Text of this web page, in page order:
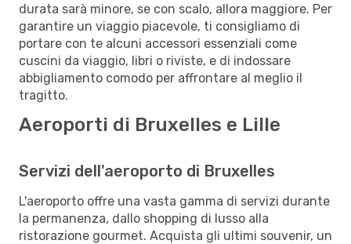
durata sarà minore, se con scalo, allora maggiore. Per
garantire un viaggio piacevole, ti consigliamo di
portare con te alcuni accessori essenziali come
cuscini da viaggio, libri o riviste, e di indossare
abbigliamento comodo per affrontare al meglio il
tragitto.
Aeroporti di Bruxelles e Lille
Servizi dell'aeroporto di Bruxelles
L'aeroporto offre una vasta gamma di servizi durante
la permanenza, dallo shopping di lusso alla
ristorazione gourmet. Acquista gli ultimi souvenir, un